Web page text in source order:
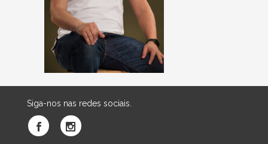
Siga-nos nas redes sociais.